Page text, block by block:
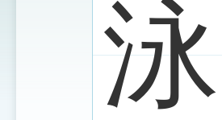
泳